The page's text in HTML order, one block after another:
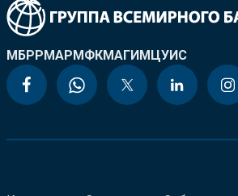
МБРРМАРМФКМАГИМЦУИС